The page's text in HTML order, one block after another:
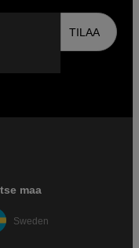
TILAA
maa
Sweden